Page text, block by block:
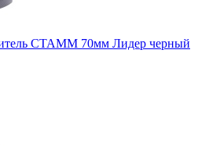
СТАММ 70мм Лидер черный